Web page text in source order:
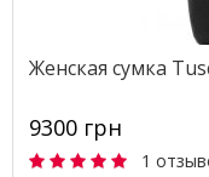
Женская сумка
9300 грн
1